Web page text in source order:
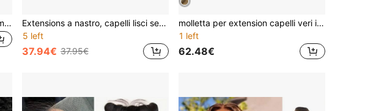
Ciocche di capelli umani diritti Remy Raw Piano Color P4/27, extension per capelli
Extensions a nastro, capelli lisci setosi, colore cenere marrone #8, estensioni di capelli umani veri senza giunture, 20-40 pezzi, per donne
5 left
37.94€ 37.95€
molletta per extension capelli veri in capelli umani, 8 pezzi/confezione, extension molletta in capelli umani Remy per donne, doppia trama, 8 pezzi con 18 molletta, 30-66 cm, costumi di Ognissanti
1 left
62.48€